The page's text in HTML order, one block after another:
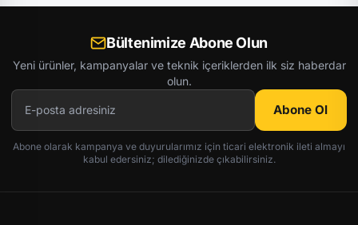
Bültenimize Abone Olun
Yeni ürünler, kampanyalar ve teknik içeriklerden ilk siz haberdar
olun.
Abone Ol
Abone olarak kampanya ve duyurularımız için ticari elektronik ileti almayı
kabul edersiniz; dilediğinizde çıkabilirsiniz.